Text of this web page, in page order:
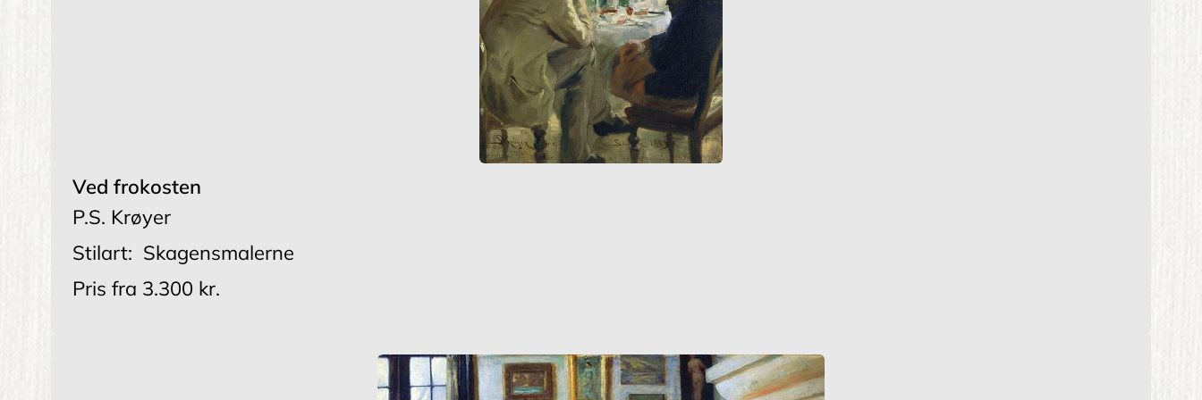
Ved frokosten
P.S. Krøyer
Stilart: Skagensmalerne
Pris fra 3.300 kr.